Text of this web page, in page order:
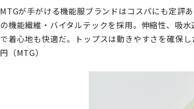
MTGが手がける機能服ブランドはコスパにも定評
の機能繊維・バイタルテックを採用。伸縮性、吸
で着心地も快適だ。トップスは動きやすさを確保
円（MTG）